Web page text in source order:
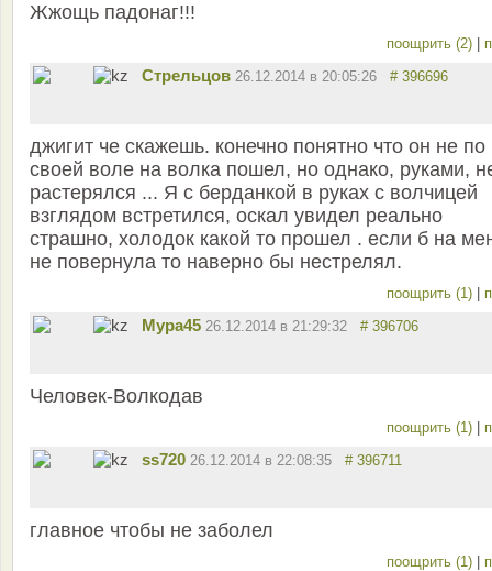
Жжощь падонаг!!!
поощрить (2)
Стрельцов 26.12.2014 в 20:05:26 # 396696
джигит че скажешь. конечно понятно что он не по
своей воле на волка пошел, но однако, руками,
растерялся ... Я с берданкой в руках с волчицей
взглядом встретился, оскал увидел реально
страшно, холодок какой то прошел . если б на
не повернула то наверно бы нестрелял.
поощрить (1)
Мура45 26.12.2014 в 21:29:32 # 396706
Человек-Волкодав
поощрить (1)
ss720 26.12.2014 в 22:08:35 # 396711
главное чтобы не заболел
поощрить (1)